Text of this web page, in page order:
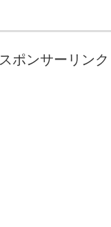
が、やはり必要最低限の
スポンサーリンク